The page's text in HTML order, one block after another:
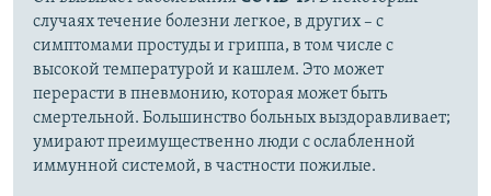
случаях течение болезни легкое, в других – с
симптомами простуды и гриппа, в том числе с
высокой температурой и кашлем. Это может
перерасти в пневмонию, которая может быть
смертельной. Большинство больных выздоравливает;
умирают преимущественно люди с ослабленной
иммунной системой, в частности пожилые.